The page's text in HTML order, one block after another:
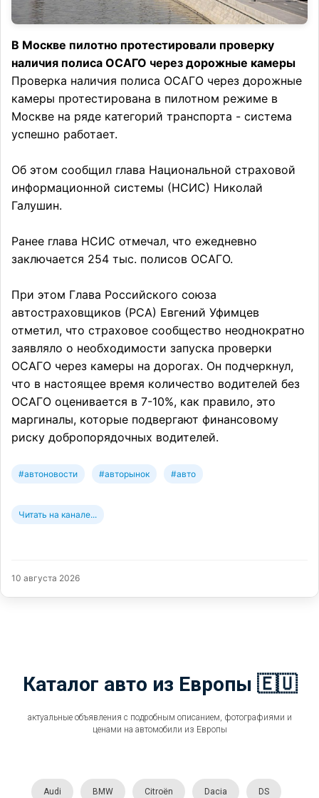
В Москве пилотно протестировали проверку
наличия полиса ОСАГО через дорожные камеры
Проверка наличия полиса ОСАГО через дорожные
камеры протестирована в пилотном режиме в
Москве на ряде категорий транспорта - система
успешно работает.
Об этом сообщил глава Национальной страховой
информационной системы (НСИС) Николай
Галушин.
Ранее глава НСИС отмечал, что ежедневно
заключается 254 тыс. полисов ОСАГО.
При этом Глава Российского союза
автостраховщиков (РСА) Евгений Уфимцев
отметил, что страховое сообщество неоднократно
заявляло о необходимости запуска проверки
ОСАГО через камеры на дорогах. Он подчеркнул,
что в настоящее время количество водителей без
ОСАГО оценивается в 7-10%, как правило, это
маргиналы, которые подвергают финансовому
риску добропорядочных водителей.
#автоновости #авторынок #авто
Читать на канале...
10 августа 2026
Каталог авто из Европы 🇪🇺
актуальные объявления с подробным описанием, фотографиями и
ценами на автомобили из Европы
Audi BMW Citroën Dacia DS